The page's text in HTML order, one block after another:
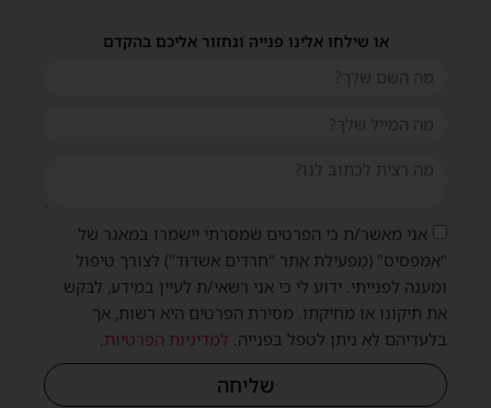
או שילחו אלינו פנייה ונחזור אליכם בהקדם
אני מאשר/ת כי הפרטים שמסרתי יישמרו במאגר של
"אמפסיס" (מפעילת אתר "חרדים אשדוד") לצורך טיפול
ומענה לפנייתי. ידוע לי כי אני רשאי/ת לעיין במידע, לבקש
את תיקונו או מחיקתו. מסירת הפרטים היא רשות, אך
בלעדיהם לא ניתן לטפל בפנייה. למדיניות הפרטיות
שליחה